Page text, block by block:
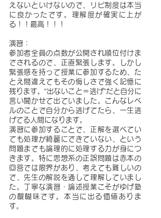
えないといけないので、リピ制度は本当
に良かったです。理解度が確実に上が
る！！最高！！！
演習：
参加者全員の点数が公開され順位付けま
でされるので、正直緊張します。しかし
緊張感を持って授業に参加するため、た
とえ間違えてもその悔しさで強く記憶に
残ります。“出ないこと＝逃げ”だと自分に
言い聞かせて出ていました。こんなレベ
ルのことで自分から逃げてたら、一生逃
げてる人間になります。
演習に参加することで、正解を選べてい
ても処理が綺麗にできていない、という
問題までも論理的に処理する力が身につ
きます。特に思想系の正誤問題は赤本の
回答では限界があり、考えても難しいの
で、先生の解説を通して理解していまし
た。丁寧な演習・論述授業こそがゆげ塾
の醍醐味です。本当に出る価値ありま
す。